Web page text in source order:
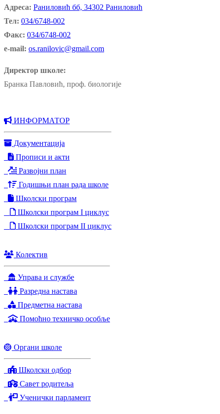
Адреса: Раниловић бб, 34302 Раниловић
Тел: 034/6748-002
Факс: 034/6748-002
e-mail: os.ranilovic@gmail.com
Директор школе:
Бранка Павловић, проф. биологије
ИНФОРМАТОР
Документација
Прописи и акти
Развојни план
Годишњи план рада школе
Школски програм
Школски програм I циклус
Школски програм II циклус
Колектив
Управа и службе
Разредна настава
Предметна настава
Помоћно техничко особље
Органи школе
Школски одбор
Савет родитеља
Ученички парламент